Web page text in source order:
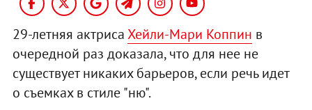
29-летняя актрисаХейли-Мари Коппин в
очередной раз доказала, что для нее не
существует никаких барьеров, если речь идет
о съемках в стиле "ню".